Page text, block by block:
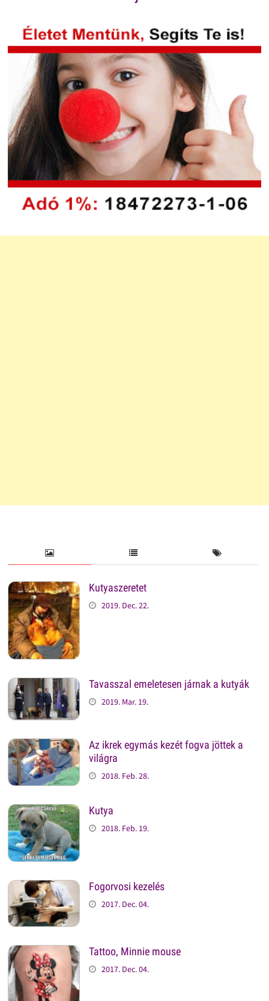
Kutyaszeretet
2019. Dec. 22.
Tavasszal emeletesen járnak a kutyák
2019. Mar. 19.
Az ikrek egymás kezét fogva jöttek a
világra
2018. Feb. 28.
Kutya
2018. Feb. 19.
Fogorvosi kezelés
2017. Dec. 04.
Tattoo, Minnie mouse
2017. Dec. 04.